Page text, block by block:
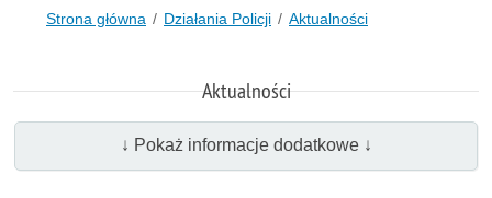
Strona główna Działania Policji Aktualności
Aktualności
↓ Pokaż informacje dodatkowe ↓